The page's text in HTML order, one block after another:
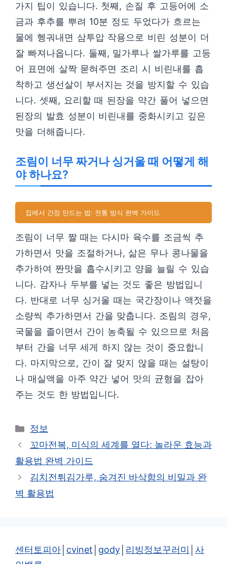
가지 팁이 있습니다. 첫째, 손질 후 고등어에 소
금과 후추를 뿌려 10분 정도 두었다가 흐르는
물에 헹궈내면 삼투압 작용으로 비린 성분이 더
잘 빠져나옵니다. 둘째, 밀가루나 쌀가루를 고등
어 표면에 살짝 묻혀주면 조리 시 비린내를 흡
착하고 생선살이 부서지는 것을 방지할 수 있습
니다. 셋째, 요리할 때 된장을 약간 풀어 넣으면
된장의 발효 성분이 비린내를 중화시키고 깊은
맛을 더해줍니다.
조림이 너무 짜거나 싱거울 때 어떻게 해
야 하나요?
집에서 간장 만드는 법: 전통 방식 완벽 가이드
조림이 너무 짤 때는 다시마 육수를 조금씩 추
가하면서 맛을 조절하거나, 삶은 무나 콩나물을
추가하여 짠맛을 흡수시키고 양을 늘릴 수 있습
니다. 감자나 두부를 넣는 것도 좋은 방법입니
다. 반대로 너무 싱거울 때는 국간장이나 액젓을
소량씩 추가하면서 간을 맞춥니다. 조림의 경우,
국물을 졸이면서 간이 농축될 수 있으므로 처음
부터 간을 너무 세게 하지 않는 것이 중요합니
다. 마지막으로, 간이 잘 맞지 않을 때는 설탕이
나 매실액을 아주 약간 넣어 맛의 균형을 잡아
주는 것도 한 방법입니다.
카
테
고
리
정보
꼬마전복, 미식의 세계를 열다: 놀라운 효능과
활용법 완벽 가이드
김치전튀김가루, 숨겨진 바삭함의 비밀과 완
벽 활용법
센터토피아 cvinet gody 리빙정보꾸러미
사